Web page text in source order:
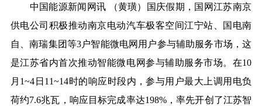
中国能源新闻网讯 （黄璜）国庆假期，国网江苏南京
供电公司积极推动南京电动汽车极客空间江宁站、国电南
自、南瑞集团等3户智能微电网用户参与辅助服务市场，这
是江苏省内首次推动智能微电网参与辅助服务市场。在10
月1~4日11~14时的响应时段内，参与用户最大上调用电负
荷约7.6兆瓦，响应目标完成率达198%，率先开创了江苏智